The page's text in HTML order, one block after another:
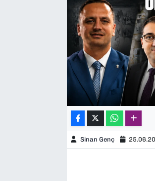
Sinan Genç
YEREL YÖNETİMLER